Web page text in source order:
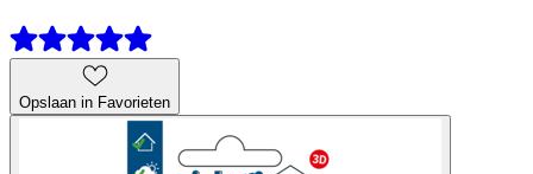
Opslaan in Favorieten